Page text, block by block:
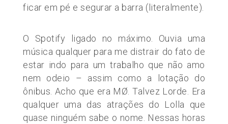
ficar em pé e segurar a barra (literalmente).
O Spotify ligado no máximo. Ouvia uma
música qualquer para me distrair do fato de
estar indo para um trabalho que não amo
nem odeio – assim como a lotação do
ônibus. Acho que era MØ. Talvez Lorde. Era
qualquer uma das atrações do Lolla que
quase ninguém sabe o nome. Nessas horas